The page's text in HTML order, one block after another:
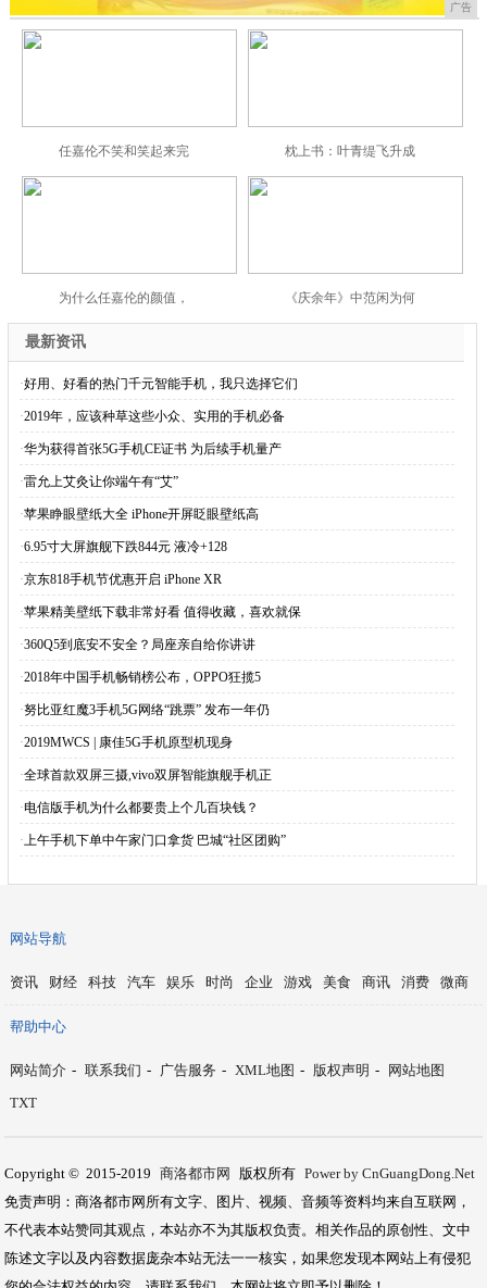
广告
任嘉伦不笑和笑起来完 枕上书：叶青缇飞升成
为什么任嘉伦的颜值， 《庆余年》中范闲为何
最新资讯
·好用、好看的热门千元智能手机，我只选择它们
·2019年，应该种草这些小众、实用的手机必备
·华为获得首张5G手机CE证书 为后续手机量产
·雷允上艾灸让你端午有“艾”
·苹果睁眼壁纸大全 iPhone开屏眨眼壁纸高
·6.95寸大屏旗舰下跌844元 液冷+128
·京东818手机节优惠开启 iPhone XR
·苹果精美壁纸下载非常好看 值得收藏，喜欢就保
·360Q5到底安不安全？局座亲自给你讲讲
·2018年中国手机畅销榜公布，OPPO狂揽5
·努比亚红魔3手机5G网络“跳票” 发布一年仍
·2019MWCS | 康佳5G手机原型机现身
·全球首款双屏三摄,vivo双屏智能旗舰手机正
·电信版手机为什么都要贵上个几百块钱？
·上午手机下单中午家门口拿货 巴城“社区团购”
网站导航
资讯 财经 科技 汽车 娱乐 时尚 企业 游戏 美食 商讯 消费 微商
帮助中心
网站简介 - 联系我们 - 广告服务 - XML地图 - 版权声明 -
网站地图
TXT
Copyright © 2015-2019 商洛都市网 版权所有 Power by CnGuangDong.Net
免责声明：商洛都市网所有文字、图片、视频、音频等资料均来自互联网，
不代表本站赞同其观点，本站亦不为其版权负责。相关作品的原创性、文中
陈述文字以及内容数据庞杂本站无法一一核实，如果您发现本网站上有侵犯